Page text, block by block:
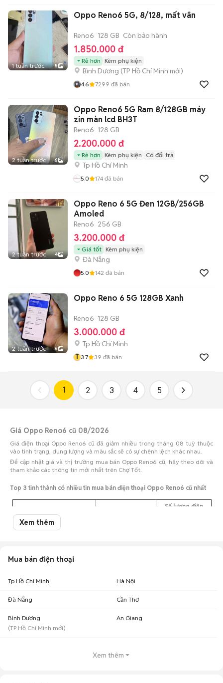
1 tuần trước 5
Oppo Reno6 5G, 8/128, mất vân
Reno6 128 GB Còn bảo hành
1.850.000 đ
Rẻ hơn Kèm phụ kiện
Bình Dương (TP Hồ Chí Minh mới)
4.6 7299 đã bán
2 tuần trước 6
Oppo Reno6 5G Ram 8/128GB máy
zin màn lcd BH3T
Reno6 128 GB
2.200.000 đ
Rẻ hơn Kèm phụ kiện Có đổi trả
Tp Hồ Chí Minh
5.0 174 đã bán
2 tuần trước 4
Oppo Reno 6 5G Đen 12GB/256GB
Amoled
Reno6 256 GB
3.200.000 đ
Giá tốt Kèm phụ kiện
Đà Nẵng
5.0 142 đã bán
2 tuần trước 6
Oppo Reno 6 5G 128GB Xanh
Reno6 128 GB
3.000.000 đ
Tp Hồ Chí Minh
T 3.7 39 đã bán
1 2 3 4 5
Giá Oppo Reno6 cũ 08/2026
Giá điện thoại Oppo Reno6 cũ đã giảm nhiều trong tháng 08 tuỳ thuộc
vào tình trạng, dung lượng và màu sắc sẽ có sự chênh lệch khác nhau.
Để cập nhật giá và thị trường mua bán Oppo Reno6 cũ, hãy theo dõi và
tham khảo các thông tin mới nhất trên Chợ Tốt.
Top 3 tỉnh thành có nhiều tin mua bán điện thoại Oppo Reno6 cũ nhất
Số lượng điện
Oppo Reno6 cũ Tp Hồ Chí
Giá Oppo Reno6 cũ theo màu sắc cập nhật 08/08/2026
Oppo Reno6 màu xanh dương cũ
khảo. Giá Oppo Reno6 cũ sẽ phụ thuộc vào tình trạng, phiên bản và các
Xem thêm
Mua bán điện thoại
Tp Hồ Chí Minh Hà Nội
Đà Nẵng Cần Thơ
Bình Dương
(TP Hồ Chí Minh mới)
An Giang
Xem thêm